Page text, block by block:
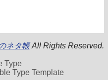
ネタ帳All Rights Reserved.
Type
Type Template